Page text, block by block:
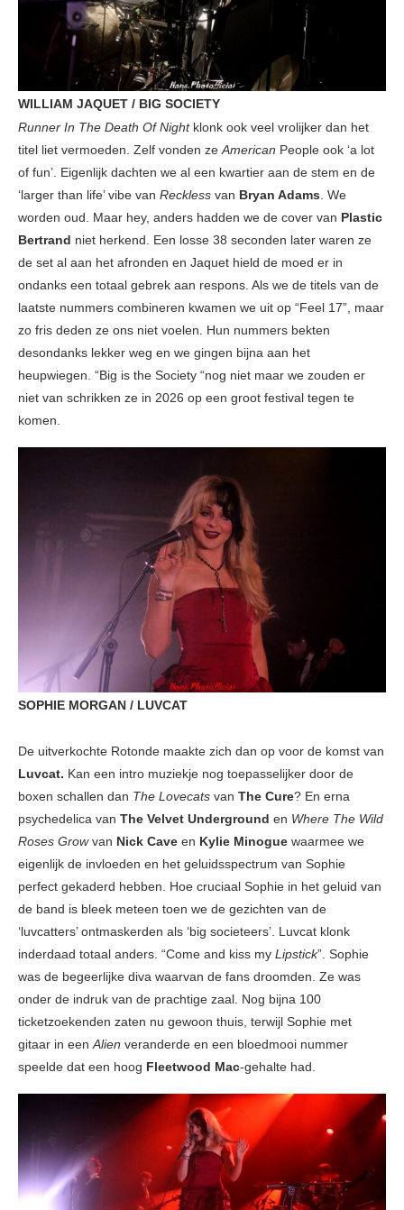
WILLIAM JAQUET / BIG SOCIETY
Runner In The Death Of Nightklonk ook veel vrolijker dan het
titel liet vermoeden. Zelf vonden zeAmerican People ook ‘a lot
of fun’. Eigenlijk dachten we al een kwartier aan de stem en de
‘larger than life’ vibe van Reckless van Bryan Adams. We
worden oud. Maar hey, anders hadden we de cover van Plastic
Bertrand niet herkend. Een losse 38 seconden later waren ze
de set al aan het afronden en Jaquet hield de moed er in
ondanks een totaal gebrek aan respons. Als we de titels van de
laatste nummers combineren kwamen we uit op “Feel 17”, maar
zo fris deden ze ons niet voelen. Hun nummers bekten
desondanks lekker weg en we gingen bijna aan het
heupwiegen. “Big is the Society “nog niet maar we zouden er
niet van schrikken ze in 2026 op een groot festival tegen te
komen.
SOPHIE MORGAN / LUVCAT
De uitverkochte Rotonde maakte zich dan op voor de komst van
Luvcat. Kan een intro muziekje nog toepasselijker door de
boxen schallen dan The Lovecats van The Cure? En erna
psychedelica van The Velvet Underground en Where The Wild
Roses Growvan Nick Cave en Kylie Minogue waarmee we
eigenlijk de invloeden en het geluidsspectrum van Sophie
perfect gekaderd hebben. Hoe cruciaal Sophie in het geluid van
de band is bleek meteen toen we de gezichten van de
‘luvcatters’ ontmaskerden als ‘big societeers’. Luvcat klonk
inderdaad totaal anders. “Come and kiss my Lipstick”. Sophie
was de begeerlijke diva waarvan de fans droomden. Ze was
onder de indruk van de prachtige zaal. Nog bijna 100
ticketzoekenden zaten nu gewoon thuis, terwijl Sophie met
gitaar in eenAlien veranderde en een bloedmooi nummer
speelde dat een hoog Fleetwood Mac-gehalte had.